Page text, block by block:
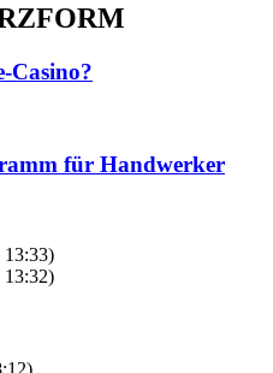
Casino?
für Handwerker
13:33)
13:32)